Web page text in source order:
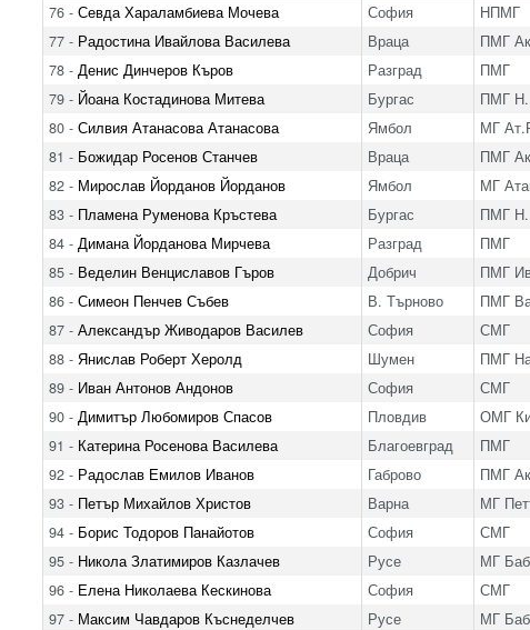
76 - Севда Хараламбиева Мочева София НПМГ
77 - Радостина Ивайлова Василева Враца ПМГ
78 - Денис Динчеров Къров Разград ПМГ
79 - Йоана Костадинова Митева Бургас ПМГ Н.
80 - Силвия Атанасова Атанасова Ямбол МГ
81 - Божидар Росенов Станчев Враца ПМГ
82 - Мирослав Йорданов Йорданов Ямбол МГ
83 - Пламена Руменова Кръстева Бургас ПМГ Н.
84 - Димана Йорданова Мирчева Разград ПМГ
85 - Веделин Венциславов Гъров Добрич ПМГ
86 - Симеон Пенчев Събев В. Търново ПМГ
87 - Александър Живодаров Василев София СМГ
88 - Янислав Роберт Херолд Шумен ПМГ
89 - Иван Антонов Андонов София СМГ
90 - Димитър Любомиров Спасов Пловдив ОМГ
91 - Катерина Росенова Василева Благоевград ПМГ
92 - Радослав Емилов Иванов Габрово ПМГ
93 - Петър Михайлов Христов Варна МГ
94 - Борис Тодоров Панайотов София СМГ
95 - Никола Златимиров Казлачев Русе МГ
96 - Елена Николаева Кескинова София СМГ
97 - Максим Чавдаров Къснеделчев Русе МГ